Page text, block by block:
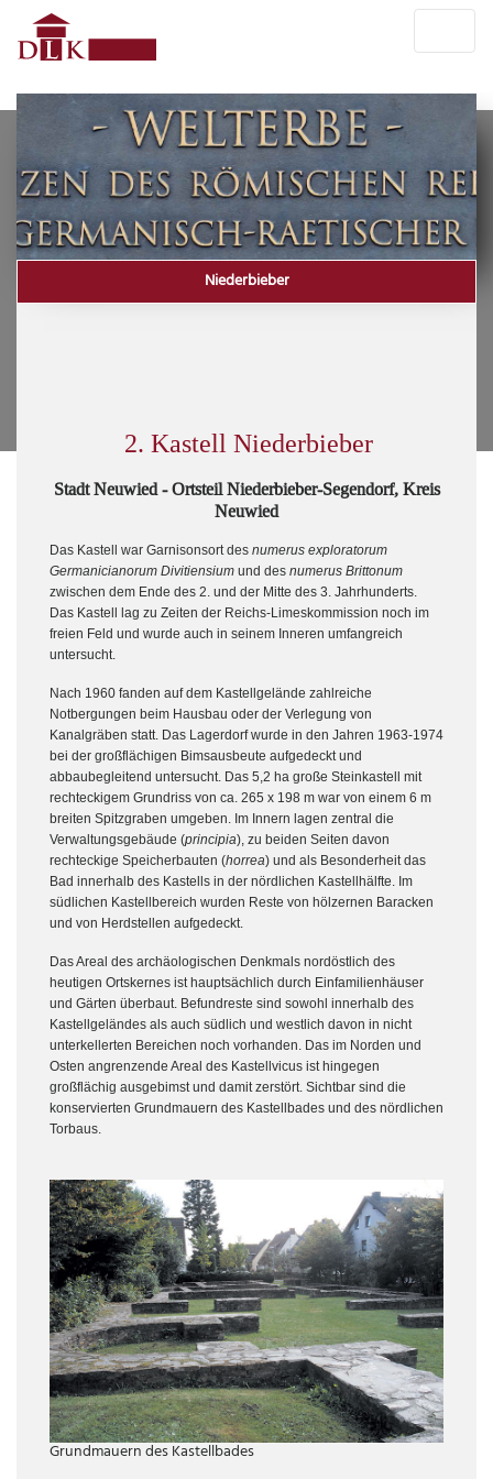
Niederbieber
2. Kastell Niederbieber
Stadt Neuwied - Ortsteil Niederbieber-Segendorf, Kreis
Neuwied
Das Kastell war Garnisonsort des numerus exploratorum
Germanicianorum Divitiensium und des numerus Brittonum
zwischen dem Ende des 2. und der Mitte des 3. Jahrhunderts.
Das Kastell lag zu Zeiten der Reichs-Limeskommission noch im
freien Feld und wurde auch in seinem Inneren umfangreich
untersucht.
Nach 1960 fanden auf dem Kastellgelände zahlreiche
Notbergungen beim Hausbau oder der Verlegung von
Kanalgräben statt. Das Lagerdorf wurde in den Jahren 1963-1974
bei der großflächigen Bimsausbeute aufgedeckt und
abbaubegleitend untersucht. Das 5,2 ha große Steinkastell mit
rechteckigem Grundriss von ca. 265 x 198 m war von einem 6 m
breiten Spitzgraben umgeben. Im Innern lagen zentral die
Verwaltungsgebäude (principia), zu beiden Seiten davon
rechteckige Speicherbauten (horrea) und als Besonderheit das
Bad innerhalb des Kastells in der nördlichen Kastellhälfte. Im
südlichen Kastellbereich wurden Reste von hölzernen Baracken
und von Herdstellen aufgedeckt.
Das Areal des archäologischen Denkmals nordöstlich des
heutigen Ortskernes ist hauptsächlich durch Einfamilienhäuser
und Gärten überbaut. Befundreste sind sowohl innerhalb des
Kastellgeländes als auch südlich und westlich davon in nicht
unterkellerten Bereichen noch vorhanden. Das im Norden und
Osten angrenzende Areal des Kastellvicus ist hingegen
großflächig ausgebimst und damit zerstört. Sichtbar sind die
konservierten Grundmauern des Kastellbades und des nördlichen
Torbaus.
Grundmauern des Kastellbades